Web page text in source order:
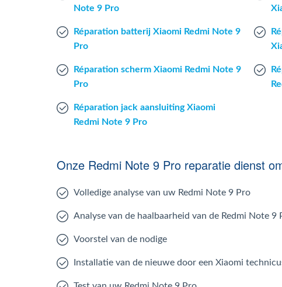
Note 9 Pro
Réparation batterij Xiaomi Redmi Note 9
Pro
Réparation scherm Xiaomi Redmi Note 9
Pro
Réparation jack aansluiting Xiaomi
Redmi Note 9 Pro
Onze Redmi Note 9 Pro reparatie dienst
Volledige analyse van uw Redmi Note 9 Pro
Analyse van de haalbaarheid van de Redmi Note 9
Voorstel van de nodige
Installatie van de nieuwe door een Xiaomi